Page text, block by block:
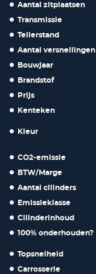
Aantal zitplaatsen
Transmissie
Tellerstand
Aantal versnellingen
Bouwjaar
Brandstof
Prijs
Kenteken
Kleur
CO2-emissie
BTW/Marge
Aantal cilinders
Emissieklasse
Cilinderinhoud
100% onderhouden?
Topsnelheid
Carrosserie